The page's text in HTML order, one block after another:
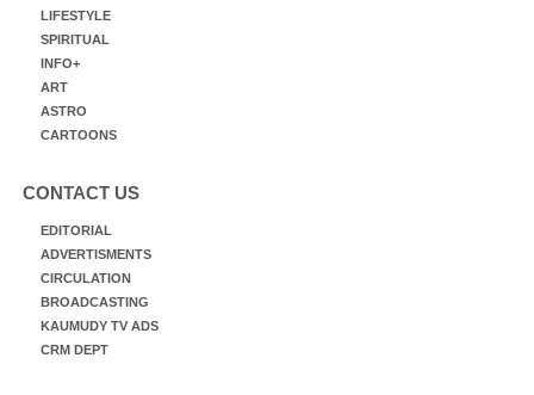
LIFESTYLE
SPIRITUAL
INFO+
ART
ASTRO
CARTOONS
CONTACT US
EDITORIAL
ADVERTISMENTS
CIRCULATION
BROADCASTING
KAUMUDY TV ADS
CRM DEPT